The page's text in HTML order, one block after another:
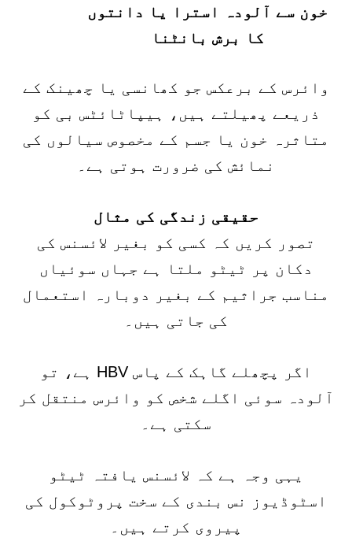
خون سے آلودہ استرا یا دانتوں
کا برش بانٹنا
وائرس کے برعکس جو کھانسی یا چھینک کے
ذریعے پھیلتے ہیں، ہیپاٹائٹس بی کو
متاثرہ خون یا جسم کے مخصوص سیالوں کی
نمائش کی ضرورت ہوتی ہے۔
حقیقی زندگی کی مثال
تصور کریں کہ کسی کو بغیر لائسنس کی
دکان پر ٹیٹو ملتا ہے جہاں سوئیاں
مناسب جراثیم کے بغیر دوبارہ استعمال
کی جاتی ہیں۔
اگر پچھلے گاہک کے پاس HBV ہے، تو
آلودہ سوئی اگلے شخص کو وائرس منتقل کر
سکتی ہے۔
یہی وجہ ہے کہ لائسنس یافتہ ٹیٹو
اسٹوڈیوز نس بندی کے سخت پروٹوکول کی
پیروی کرتے ہیں۔